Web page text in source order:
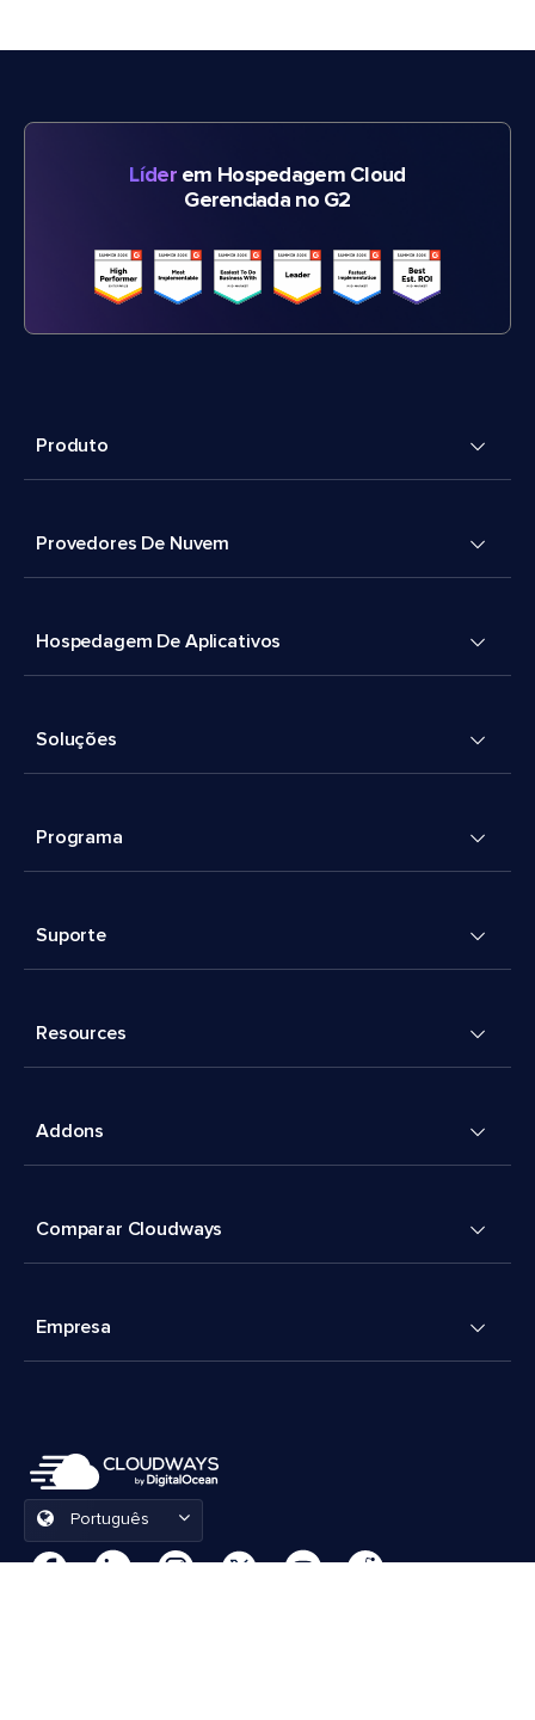
Líderem Hospedagem Cloud
Gerenciada no G2
Produto
Provedores De Nuvem
Hospedagem De Aplicativos
Soluções
Programa
Suporte
Resources
Addons
Comparar Cloudways
Empresa
Português